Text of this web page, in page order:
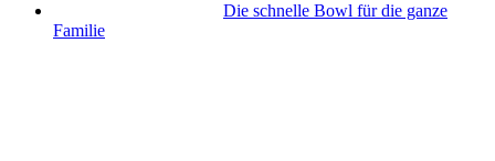
Die schnelle Bowl für die ganze
Familie